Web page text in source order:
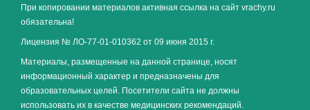
При копировании материалов активная ссылка на сайт vrachy.ru
обязательна!
Лицензия № ЛО-77-01-010362 от 09 июня 2015 г.
Материалы, размещенные на данной странице, носят
информационный характер и предназначены для
образовательных целей. Посетители сайта не должны
использовать их в качестве медицинских рекомендаций.